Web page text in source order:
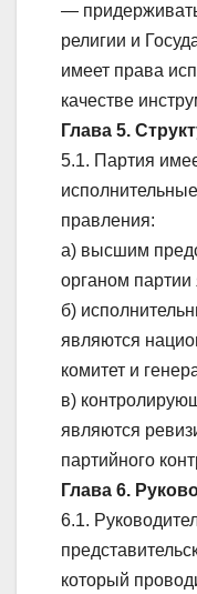
—
религии и
имеет права
качестве
Глава 5.
5.1. Партия
правления:
а) высшим
органом партии
б)
являются
комитет и
в)
являются
партийного
Глава 6.
6.1.
который